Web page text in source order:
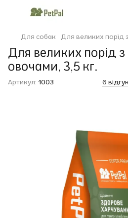
Для собак Для великих порід
Для великих порід
овочами, 3,5 кг.
Артикул: 1003 6